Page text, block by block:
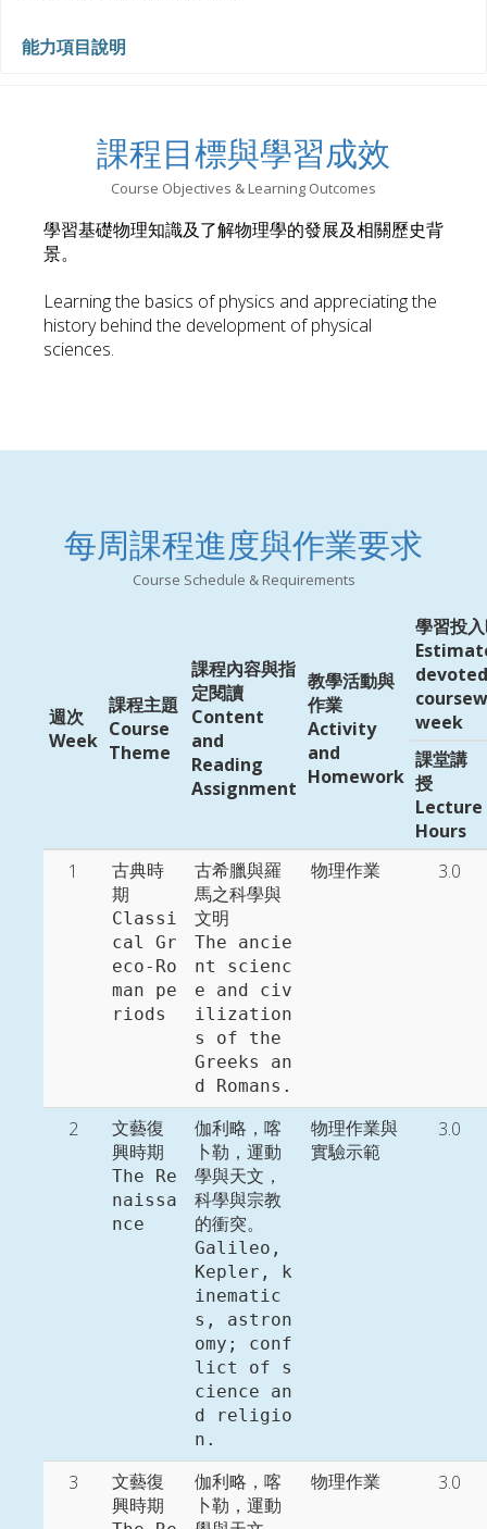
能力項目說明
課程目標與學習成效
Course Objectives & Learning Outcomes
學習基礎物理知識及了解物理學的發展及相關歷史背
景。
Learning the basics of physics and appreciating the
history behind the development of physical
sciences.
每周課程進度與作業要求
Course Schedule & Requirements
週次
Week
課程主題
Course
Theme
課程內容與指
定閱讀
Content
and
Reading
Assignment
教學活動與
作業
Activity
and
Homework
學習投
week
課堂講
授
Lecture
Hours
1
古典時
期
Classi
cal Gr
eco-Ro
man pe
riods
古希臘與羅
馬之科學與
文明
The ancie
nt scienc
e and civ
ilization
s of the
Greeks an
物理作業 3.0
2
文藝復
興時期
The Re
naissa
nce
伽利略，喀
卜勒，運動
學與天文，
科學與宗教
的衝突。
Galileo,
Kepler, k
inematic
s, astron
omy; conf
lict of s
cience an
d religio
n.
物理作業與
實驗示範
3.0
3
文藝復
興時期
伽利略，喀
卜勒，運動
物理作業 3.0